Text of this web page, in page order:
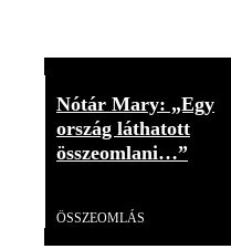
Nótár Mary: „Egy
ország láthatott
összeomlani…”
ÖSSZEOMLÁS